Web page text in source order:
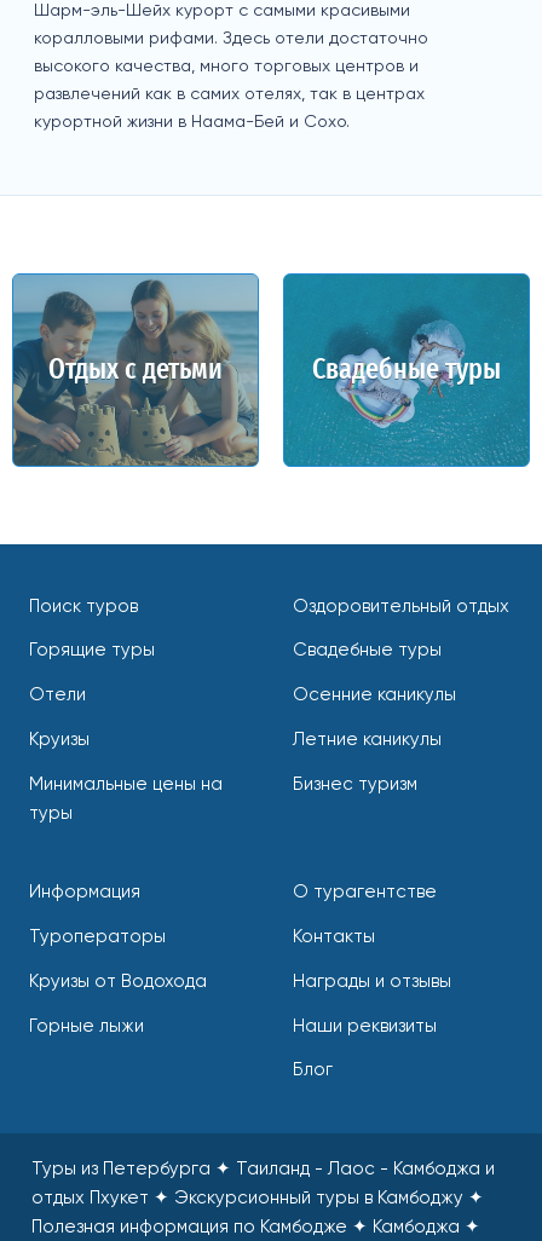
Шарм-эль-Шейх курорт с самыми красивыми
коралловыми рифами. Здесь отели достаточно
высокого качества, много торговых центров и
развлечений как в самих отелях, так в центрах
курортной жизни в Наама-Бей и Сохо.
Отдых с детьми Свадебные туры
Поиск туров
Горящие туры
Отели
Круизы
Минимальные цены на
туры
Оздоровительный отдых
Свадебные туры
Осенние каникулы
Летние каникулы
Бизнес туризм
Информация
Туроператоры
Круизы от Водохода
Горные лыжи
О турагентстве
Контакты
Награды и отзывы
Наши реквизиты
Блог
Туры из Петербурга ✦ Таиланд - Лаос - Камбоджа и
отдых Пхукет ✦ Экскурсионный туры в Камбоджу ✦
Полезная информация по Камбодже ✦ Камбоджа ✦